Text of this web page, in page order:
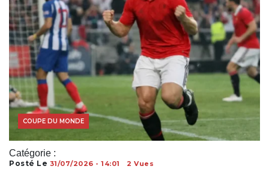
Catégorie :
COUPE DU MONDE
Posté Le 31/07/2026 - 14:01 2 Vues